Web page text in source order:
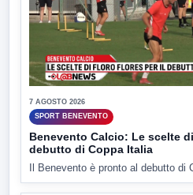
7 AGOSTO 2026
SPORT BENEVENTO
Benevento Calcio: Le scelte
debutto di Coppa Italia
Il Benevento è pronto al debutto di